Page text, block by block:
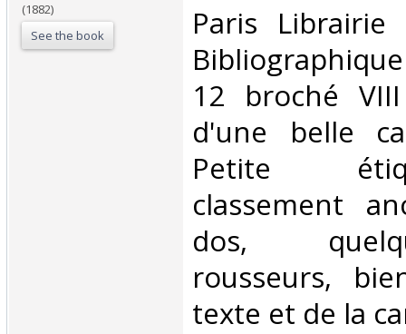
(1882)
See the book
‎Paris
12 broché
d'une belle
Petite
classement
dos,
rousseurs,
texte et de la